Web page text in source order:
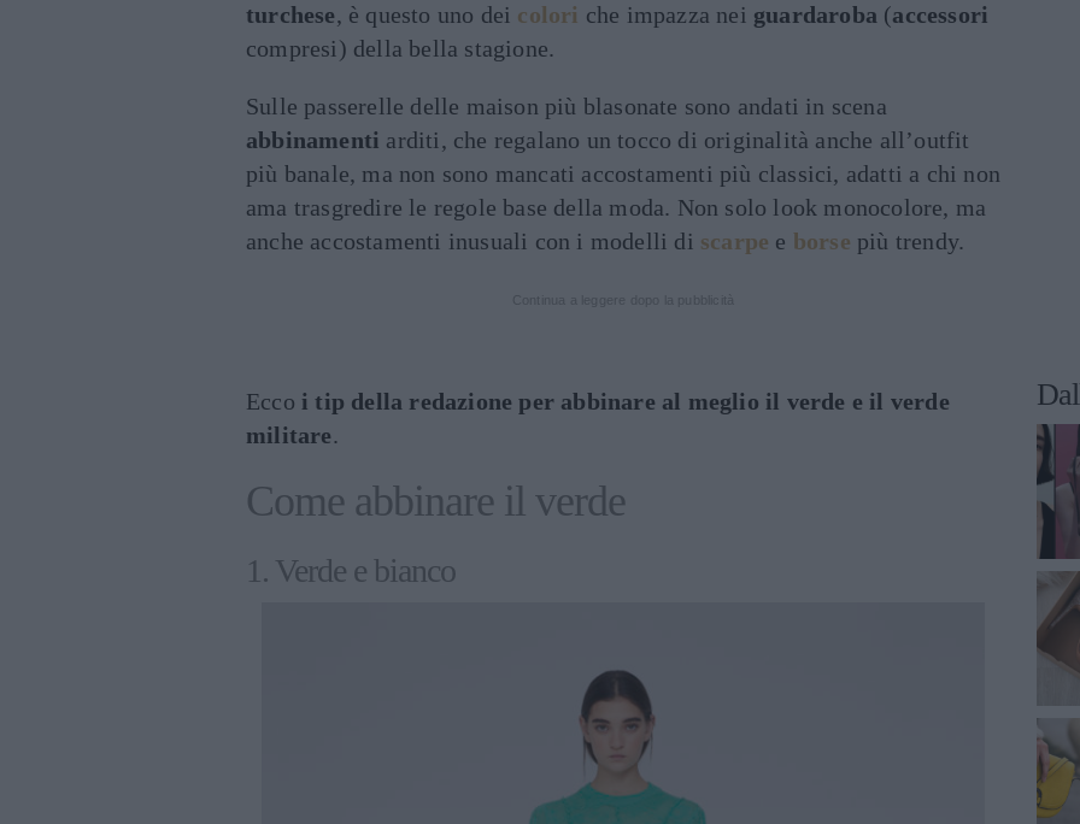
turchese, è questo uno dei colori che impazza nei guardaroba (accessori
compresi) della bella stagione.
Sulle passerelle delle maison più blasonate sono andati in scena
abbinamenti arditi, che regalano un tocco di originalità anche all’outfit
più banale, ma non sono mancati accostamenti più classici, adatti a chi non
ama trasgredire le regole base della moda. Non solo look monocolore, ma
anche accostamenti inusuali con i modelli di scarpe e borse più trendy.
Ecco i tip della redazione per abbinare al meglio il verde e il verde
militare.
Come abbinare il verde
1. Verde e bianco